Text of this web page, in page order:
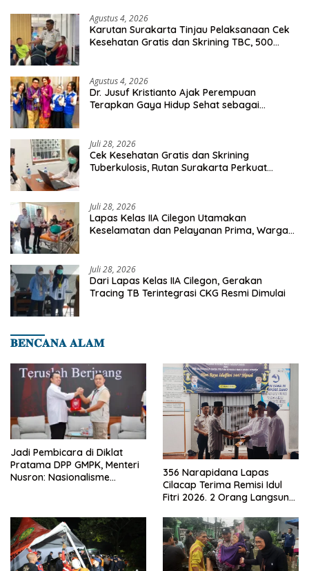
Agustus 4, 2026
Karutan Surakarta Tinjau Pelaksanaan Cek
Kesehatan Gratis dan Skrining TBC, 500
Agustus 4, 2026
Dr. Jusuf Kristianto Ajak Perempuan
Terapkan Gaya Hidup Sehat sebagai
Juli 28, 2026
Cek Kesehatan Gratis dan Skrining
Tuberkulosis, Rutan Surakarta Perkuat
Juli 28, 2026
Lapas Kelas IIA Cilegon Utamakan
Keselamatan dan Pelayanan Prima, Warga
Juli 28, 2026
Dari Lapas Kelas IIA Cilegon, Gerakan
Tracing TB Terintegrasi CKG Resmi Dimulai
𝐁𝐄𝐍𝐂𝐀𝐍𝐀 𝐀𝐋𝐀𝐌
Jadi Pembicara di Diklat
Pratama DPP GMPK, Menteri
Nusron: Nasionalisme
356 Narapidana Lapas
Cilacap Terima Remisi Idul
Fitri 2026. 2 Orang Langsung